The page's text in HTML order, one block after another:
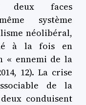
deux faces
système
néolibéral,
à la fois en
« ennemi de la
12). La crise
de la
conduisent